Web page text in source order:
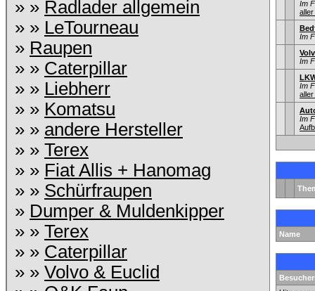
» » Radlader allgemein
» » LeTourneau
» Raupen
» » Caterpillar
» » Liebherr
» » Komatsu
» » andere Hersteller
» » Terex
» » Fiat Allis + Hanomag
» » Schürfraupen
» Dumper & Muldenkipper
» » Terex
» » Caterpillar
» » Volvo & Euclid
Im
aller
Im
Im
Im
aller
Im
Name